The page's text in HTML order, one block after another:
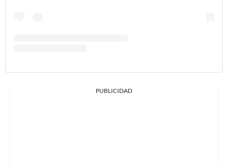
PUBLICIDAD